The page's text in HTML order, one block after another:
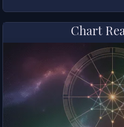
Chart